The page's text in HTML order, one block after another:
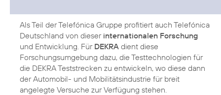
Als Teil der Telefónica Gruppe profitiert auch Telefónica
Deutschland von dieser internationalen Forschung
und Entwicklung. Für DEKRA dient diese
Forschungsumgebung dazu, die Testtechnologien für
die DEKRA Teststrecken zu entwickeln, wo diese dann
der Automobil- und Mobilitätsindustrie für breit
angelegte Versuche zur Verfügung stehen.